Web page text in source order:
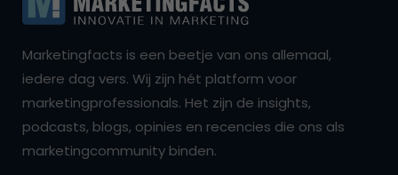
Marketingfacts is een beetje van ons allemaal,
iedere dag vers. Wij zijn hét platform voor
marketingprofessionals. Het zijn de insights,
podcasts, blogs, opinies en recencies die ons als
marketingcommunity binden.